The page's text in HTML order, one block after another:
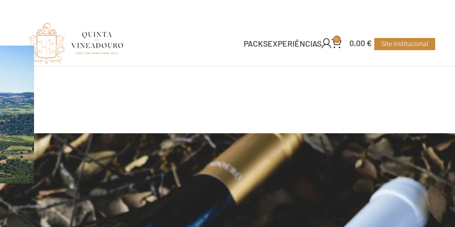
PACKSEXPERIÊNCIAS 0 0,00 € Site institucional